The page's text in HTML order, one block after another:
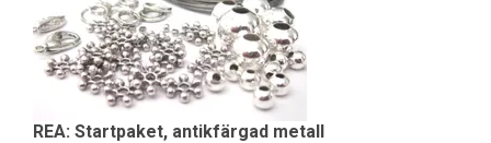
REA: Startpaket, antikfärgad metall